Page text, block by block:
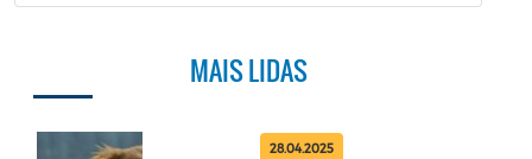
MAIS LIDAS
28.04.2025